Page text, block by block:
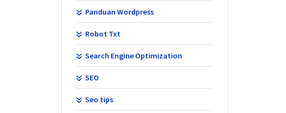
Panduan Wordpress
Robot Txt
Search Engine Optimization
SEO
Seo tips